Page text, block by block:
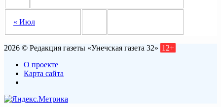
« Июл
2026 © Редакция газеты «Унечская газета 32» 12+
О проекте
Карта сайта